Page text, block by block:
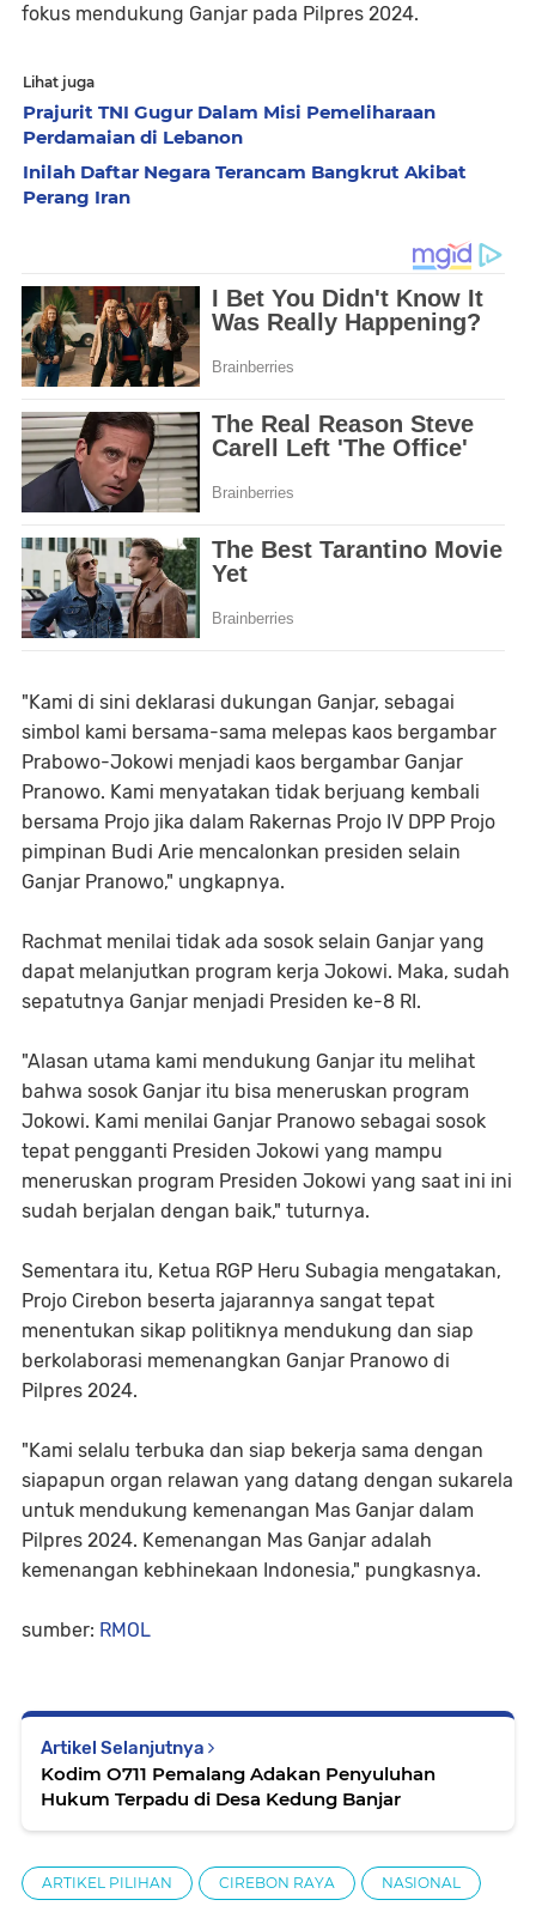
fokus mendukung Ganjar pada Pilpres 2024.
Lihat juga
Prajurit TNI Gugur Dalam Misi Pemeliharaan
Perdamaian di Lebanon
Inilah Daftar Negara Terancam Bangkrut Akibat
Perang Iran
"Kami di sini deklarasi dukungan Ganjar, sebagai
simbol kami bersama-sama melepas kaos bergambar
Prabowo-Jokowi menjadi kaos bergambar Ganjar
Pranowo. Kami menyatakan tidak berjuang kembali
bersama Projo jika dalam Rakernas Projo IV DPP Projo
pimpinan Budi Arie mencalonkan presiden selain
Ganjar Pranowo," ungkapnya.
Rachmat menilai tidak ada sosok selain Ganjar yang
dapat melanjutkan program kerja Jokowi. Maka, sudah
sepatutnya Ganjar menjadi Presiden ke-8 RI.
"Alasan utama kami mendukung Ganjar itu melihat
bahwa sosok Ganjar itu bisa meneruskan program
Jokowi. Kami menilai Ganjar Pranowo sebagai sosok
tepat pengganti Presiden Jokowi yang mampu
meneruskan program Presiden Jokowi yang saat ini ini
sudah berjalan dengan baik," tuturnya.
Sementara itu, Ketua RGP Heru Subagia mengatakan,
Projo Cirebon beserta jajarannya sangat tepat
menentukan sikap politiknya mendukung dan siap
berkolaborasi memenangkan Ganjar Pranowo di
Pilpres 2024.
"Kami selalu terbuka dan siap bekerja sama dengan
siapapun organ relawan yang datang dengan sukarela
untuk mendukung kemenangan Mas Ganjar dalam
Pilpres 2024. Kemenangan Mas Ganjar adalah
kemenangan kebhinekaan Indonesia," pungkasnya.
sumber: RMOL
Artikel Selanjutnya
Kodim O711 Pemalang Adakan Penyuluhan
Hukum Terpadu di Desa Kedung Banjar
ARTIKEL PILIHAN CIREBON RAYA NASIONAL